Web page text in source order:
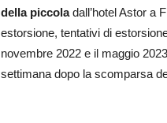
della piccoladall’hotel Astor a
estorsione, tentativi di
novembre 2022 e il maggio
settimana dopo la scomparsa